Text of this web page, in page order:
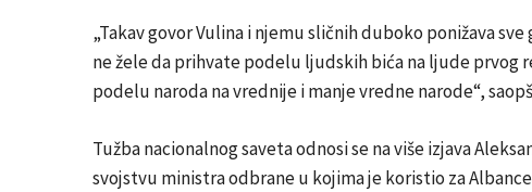
„Takav govor Vulina i njemu sličnih duboko ponižava
ne žele da prihvate podelu ljudskih bića na ljude prvog
podelu naroda na vrednije i manje vredne narode“,
Tužba nacionalnog saveta odnosi se na više izjava
svojstvu ministra odbrane u kojima je koristio za